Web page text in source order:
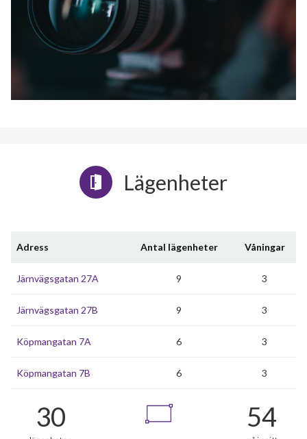
Lägenheter
Adress Antal lägenheter Våningar
Järnvägsgatan 27A 9 3
Järnvägsgatan 27B 9 3
Köpmangatan 7A 6 3
Köpmangatan 7B 6 3